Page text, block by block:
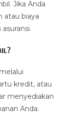
Jika Anda
atau biaya
kredit, atau
menyediakan
Anda.